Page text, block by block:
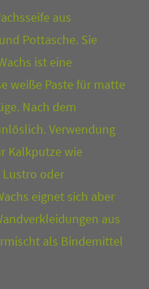
aus
Pottasche. Sie
ist eine
weiße Paste für matte
Nach dem
Verwendung
Kalkputze wie
Lustro oder
eignet sich aber
aus
als Bindemittel